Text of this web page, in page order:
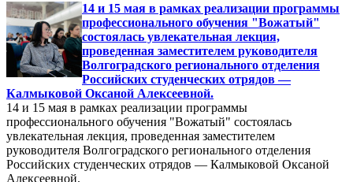
14 и 15 мая в рамках реализации программы
профессионального обучения "Вожатый"
состоялась увлекательная лекция,
проведенная заместителем руководителя
Волгоградского регионального отделения
Российских студенческих отрядов —
Калмыковой Оксаной Алексеевной.
14 и 15 мая в рамках реализации программы
профессионального обучения "Вожатый" состоялась
увлекательная лекция, проведенная заместителем
руководителя Волгоградского регионального отделения
Российских студенческих отрядов — Калмыковой Оксаной
Алексеевной.